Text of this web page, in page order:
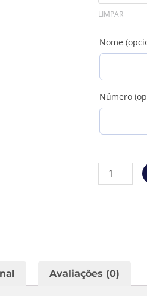
LIMPAR
Nome
Número
Away
Torcedor
quantidade
Avaliações (0)